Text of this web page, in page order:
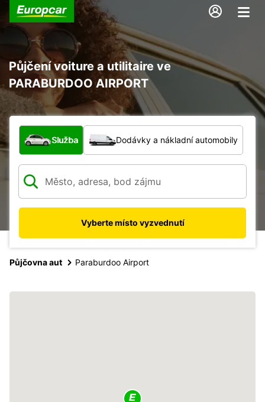
Půjčení voiture a utilitaire ve
PARABURDOO AIRPORT
Jaký typ vozidla?
Služba Dodávky a nákladní automobily
Vyberte místo vyzvednutí
Půjčovna aut Paraburdoo Airport